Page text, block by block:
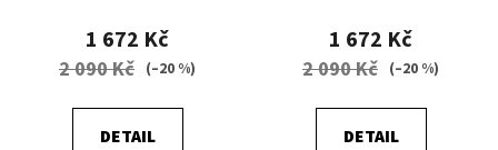
1 672 Kč
2 090 Kč (–20 %)
DETAIL
1 672 Kč
2 090 Kč (–20 %)
DETAIL